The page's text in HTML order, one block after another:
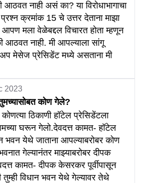
नाही असं का? या विरोधाभागाचा
प्रश्न क्रमांक 15 चे उत्तर देताना माझा
मला वेळेबद्दल विचारत होता म्हणून
आठवत नाही. मी आपल्याला सांगू
मेसेज प्रेसिडेंट मध्ये असताना मी
2023
कोण गेले?
ठिकाणी हॉटेल प्रेसिडेंटला
घरून गेलो.देवदत्त कामत- हॉटेल
भवन येथे जाताना आपल्याबरोबर कोण
गेल्यानंतर माझ्याबरोबर दीपक
कामत- दीपक केसरकर पूर्वीपासून
तुम्ही विधान भवन येथे गेल्यावर तेथे